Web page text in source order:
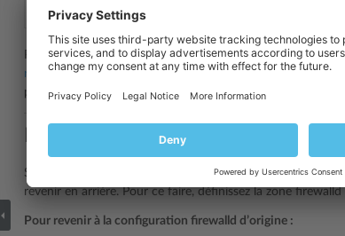
Plesk applique la configuration ci-dessus à la zone
règles Runtime firewalldajoutées avant l’installation de
pouvez les annuler à tout moment.
Revenir à la configuration firewalld
Si vous avez configuré des règles firewalld permanentes
revenir en arrière. Pour ce faire, définissez la zone
Pour revenir à la configuration firewalld d’origine :